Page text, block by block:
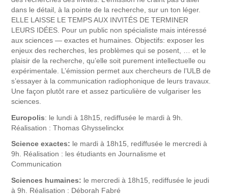
dans le détail, à la pointe de la recherche, sur un ton léger.
ELLE LAISSE LE TEMPS AUX INVITÉS DE TERMINER
LEURS IDÉES. Pour un public non spécialiste mais intéressé
aux sciences — exactes et humaines. Objectifs: exposer les
enjeux des recherches, les problèmes qui se posent, … et le
plaisir de la recherche, qu’elle soit purement intellectuelle ou
expérimentale. L’émission permet aux chercheurs de l’ULB de
s’essayer à la communication radiophonique de leurs travaux.
Une façon plutôt rare et assez particulière de vulgariser les
sciences.
Europolis: le lundi à 18h15, rediffusée le mardi à 9h.
Réalisation : Thomas Ghysselinckx
Science exactes: le mardi à 18h15, rediffusée le mercredi à
9h. Réalisation : les étudiants en Journalisme et
Communication
Sciences humaines: le mercredi à 18h15, rediffusée le jeudi
à 9h. Réalisation : Déborah Fabré